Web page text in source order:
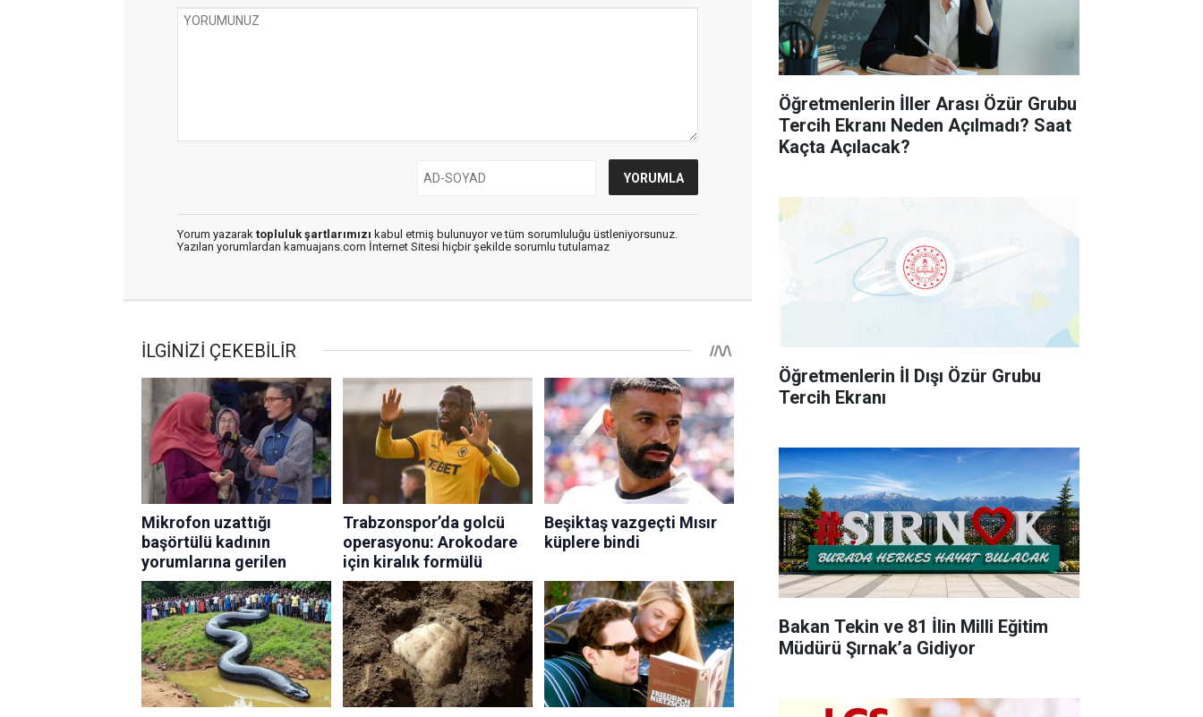
Yorum yazarak topluluk şartlarımızı kabul etmiş bulunuyor ve tüm sorumluluğu üstleniyorsunuz.
Yazılan yorumlardan kamuajans.com İnternet Sitesi hiçbir şekilde sorumlu tutulamaz
Öğretmenlerin İller Arası Özür Grubu
Tercih Ekranı Neden Açılmadı? Saat
Kaçta Açılacak?
Öğretmenlerin İl Dışı Özür Grubu
Tercih Ekranı
Bakan Tekin ve 81 İlin Milli Eğitim
Müdürü Şırnak’a Gidiyor